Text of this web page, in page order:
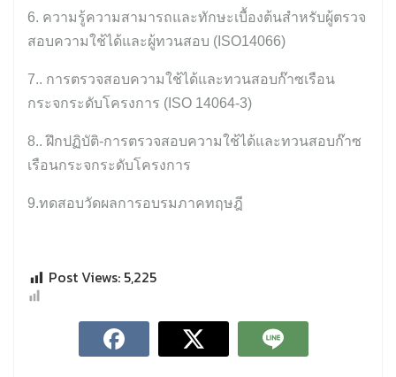
6. ความรู้ความสามารถและทักษะเบื้องต้นสำหรับผู้ตรวจ
สอบความใช้ได้และผู้ทวนสอบ (ISO14066)
7.. การตรวจสอบความใช้ได้และทวนสอบก๊าซเรือน
กระจกระดับโครงการ (ISO 14064-3)
8.. ฝึกปฏิบัติ-การตรวจสอบความใช้ได้และทวนสอบก๊าซ
เรือนกระจกระดับโครงการ
9.ทดสอบวัดผลการอบรมภาคทฤษฎี
Post Views: 5,225